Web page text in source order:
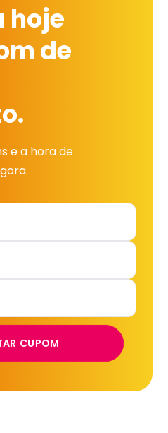
hoje
de
e a hora de
CUPOM